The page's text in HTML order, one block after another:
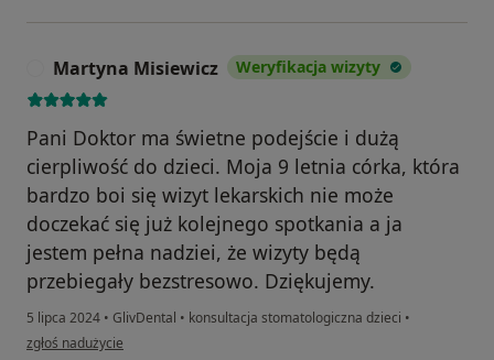
Martyna Misiewicz Weryfikacja wizyty
Pani Doktor ma świetne podejście i dużą
cierpliwość do dzieci. Moja 9 letnia córka, która
bardzo boi się wizyt lekarskich nie może
doczekać się już kolejnego spotkania a ja
jestem pełna nadziei, że wizyty będą
przebiegały bezstresowo. Dziękujemy.
5 lipca 2024 • GlivDental • konsultacja stomatologiczna dzieci •
w opinii użytkownika Martyna Misiewicz
zgłoś nadużycie